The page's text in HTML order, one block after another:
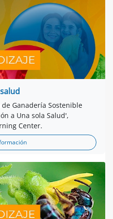
de Ganadería Sostenible
a Una sola Salud',
Center.